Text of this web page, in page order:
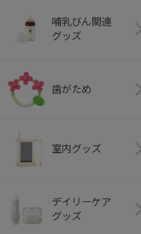
哺乳びん関連
グッズ
歯がため
室内グッズ
デイリーケア
グッズ